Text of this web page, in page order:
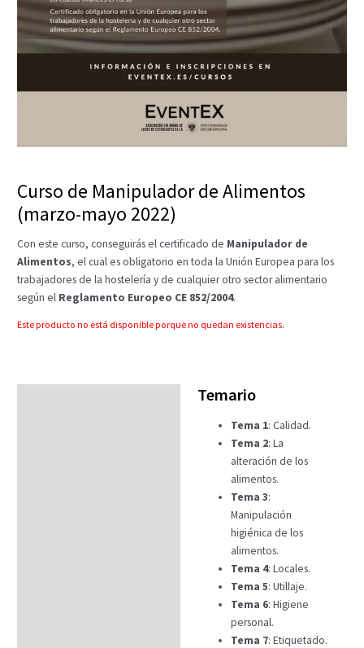
Curso de Manipulador de Alimentos
(marzo-mayo 2022)
Con este curso, conseguirás el certificado de Manipulador de
Alimentos, el cual es obligatorio en toda la Unión Europea para los
trabajadores de la hostelería y de cualquier otro sector alimentario
según el Reglamento Europeo CE 852/2004.
Este producto no está disponible porque no quedan existencias.
Temario
Tema 1: Calidad.
Tema 2: La
alteración de los
alimentos.
Tema 3:
Manipulación
higiénica de los
alimentos.
Tema 4: Locales.
Tema 5: Utillaje.
Tema 6: Higiene
personal.
Tema 7: Etiquetado.